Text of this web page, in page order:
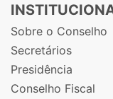
Sobre o Conselho
Secretários
Presidência
Conselho Fiscal